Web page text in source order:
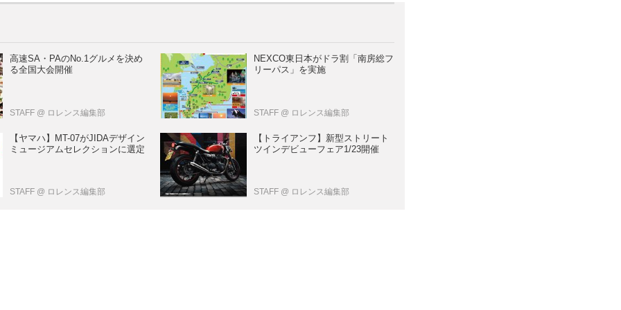
高速SA・PAのNo.1グルメを決め
る全国大会開催
STAFF @ ロレンス編集部
NEXCO東日本がドラ割「南房総フ
リーパス」を実施
STAFF @ ロレンス編集部
【ヤマハ】MT-07がJIDAデザイン
ミュージアムセレクションに選定
STAFF @ ロレンス編集部
【トライアンフ】新型ストリート
ツインデビューフェア1/23開催
STAFF @ ロレンス編集部